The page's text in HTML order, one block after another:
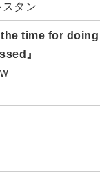
タン
the time for doing
』